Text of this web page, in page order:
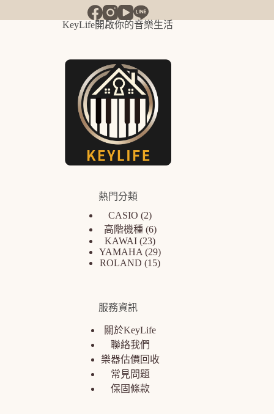
KeyLife開啟你的音樂生活
熱門分類
CASIO 2
高階機種 6
KAWAI 23
YAMAHA 29
ROLAND
15
服務資訊
關於KeyLife
聯絡我們
樂器估價回收
常見問題
保固條款